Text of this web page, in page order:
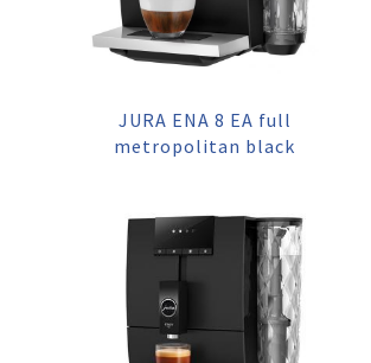
JURA ENA 8 EA full
metropolitan black